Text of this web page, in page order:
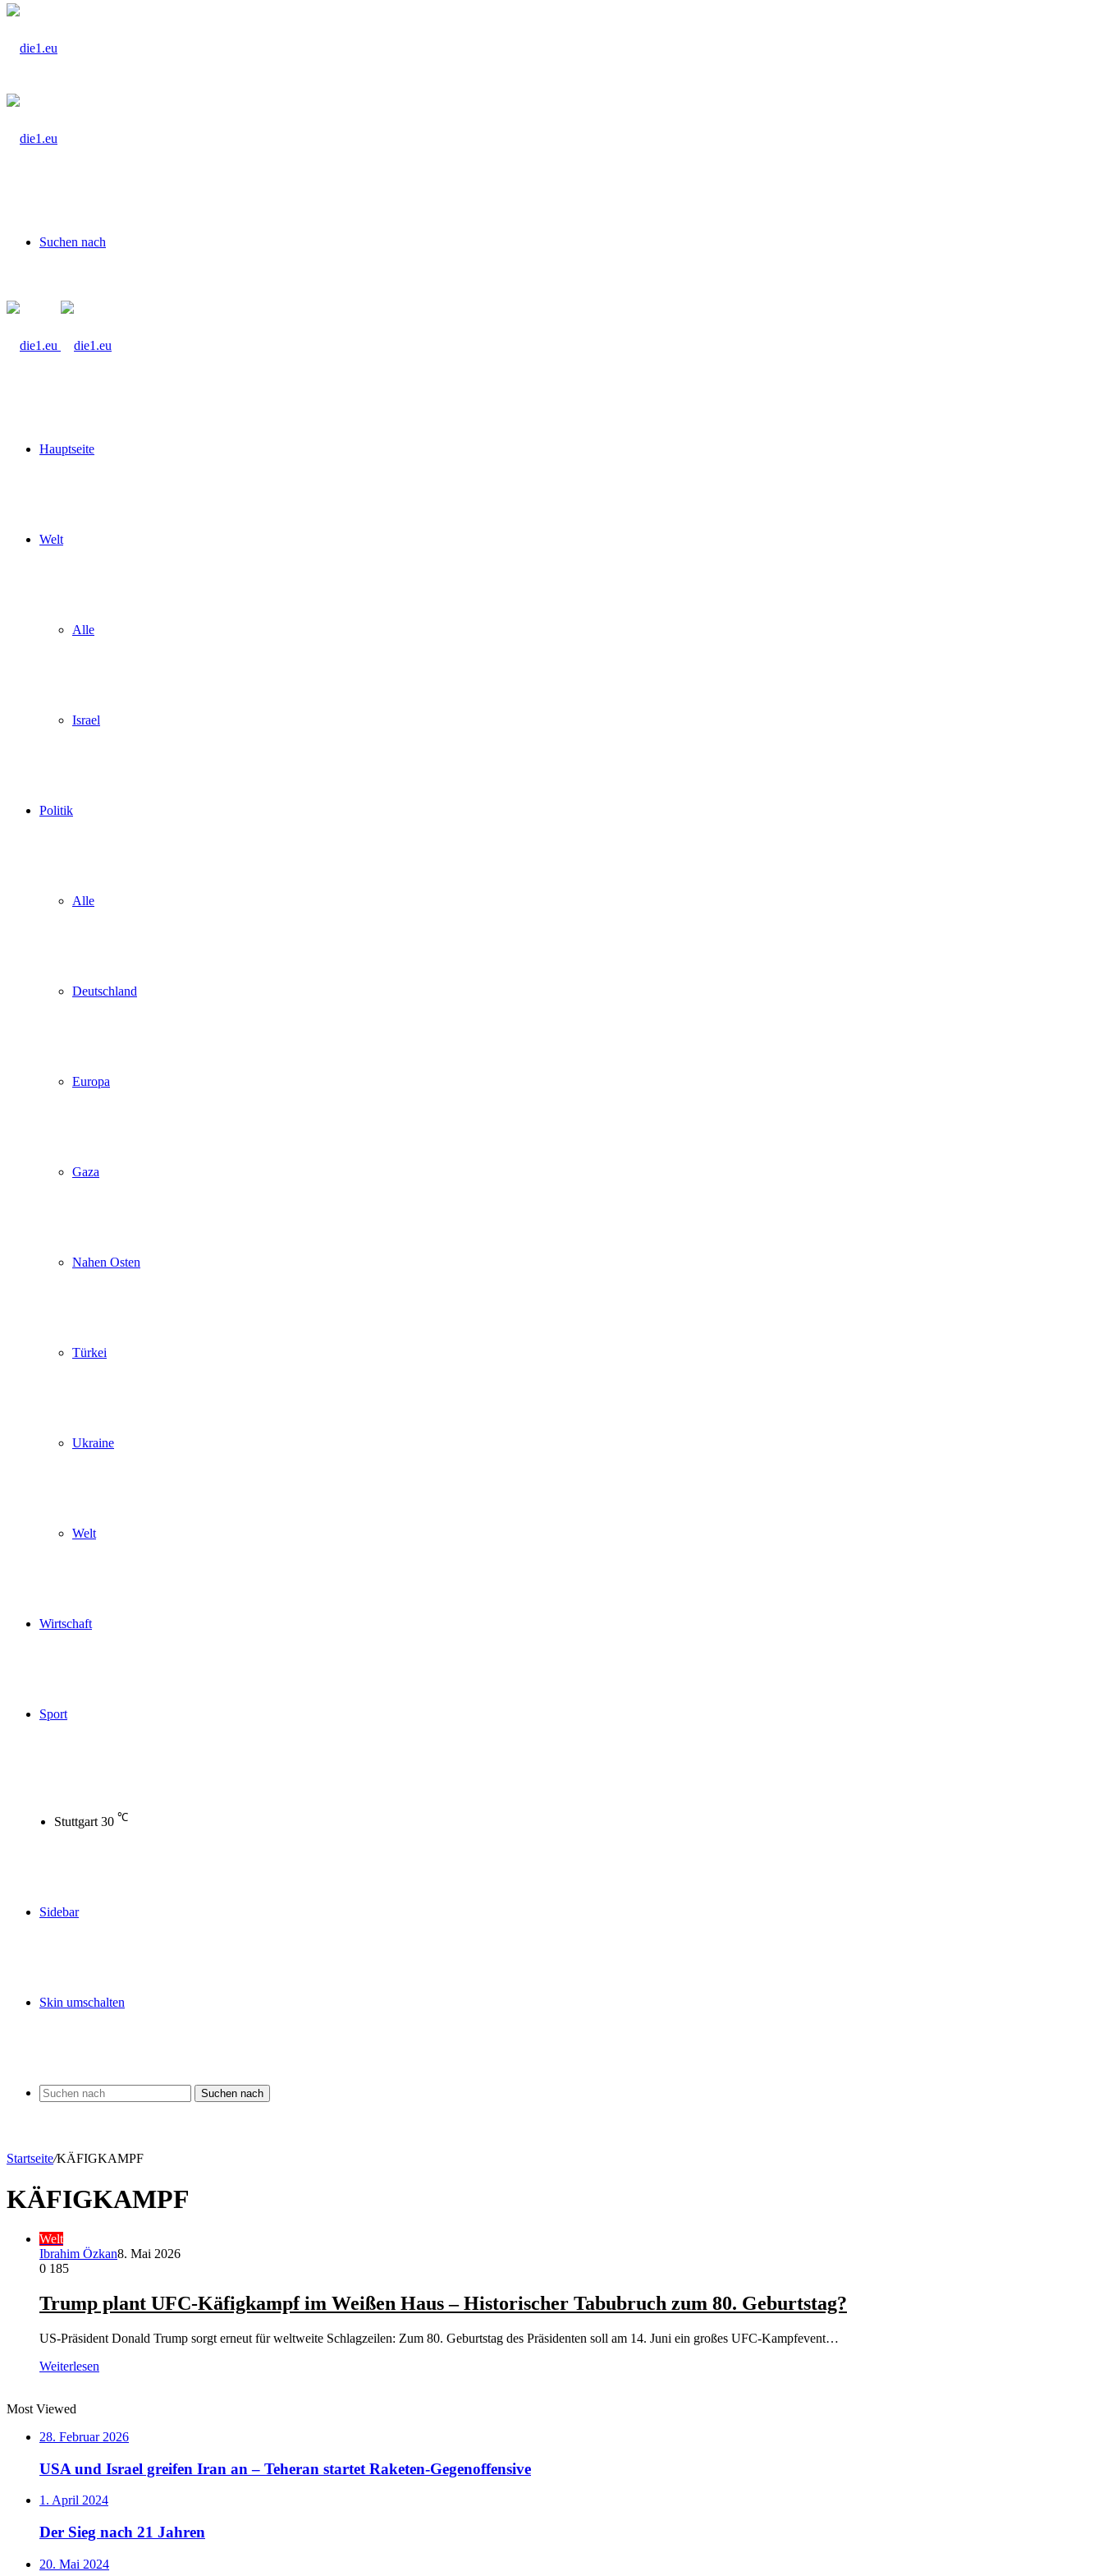
Suchen nach
Hauptseite
Welt
Alle
Israel
Politik
Alle
Deutschland
Europa
Gaza
Nahen Osten
Türkei
Ukraine
Welt
Wirtschaft
Sport
Stuttgart 30 ℃
Sidebar
Skin umschalten
Suchen nach
Startseite/KÄFIGKAMPF
KÄFIGKAMPF
Welt
Ibrahim Özkan8. Mai 2026
0 185
Trump plant UFC-Käfigkampf im Weißen Haus – Historischer Tabubruch zum 80. Geburtstag?
US-Präsident Donald Trump sorgt erneut für weltweite Schlagzeilen: Zum 80. Geburtstag des Präsidenten soll am 14. Juni ein großes UFC-Kampfevent…
Weiterlesen
Most Viewed
28. Februar 2026
USA und Israel greifen Iran an – Teheran startet Raketen-Gegenoffensive
1. April 2024
Der Sieg nach 21 Jahren
20. Mai 2024